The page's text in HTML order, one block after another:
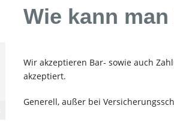
Wie kann
Wir akzeptieren Bar- sowie auch
akzeptiert.
Generell, außer bei